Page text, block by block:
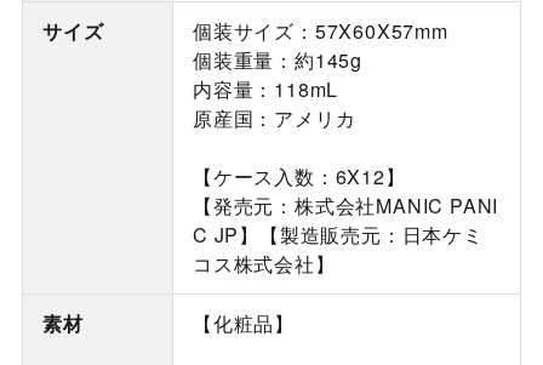
サイズ
個装サイズ：57X60X57mm
個装重量：約145g
内容量：118mL
原産国：アメリカ
【ケース入数：6X12】
【発売元：株式会社MANIC PANI
C JP】【製造販売元：日本ケミ
コス株式会社】
素材 【化粧品】